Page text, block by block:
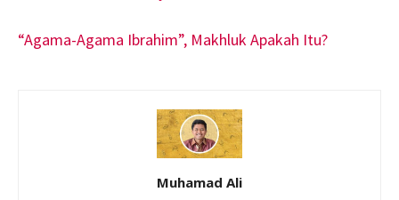
“Agama-Agama Ibrahim”, Makhluk Apakah Itu?
Muhamad Ali